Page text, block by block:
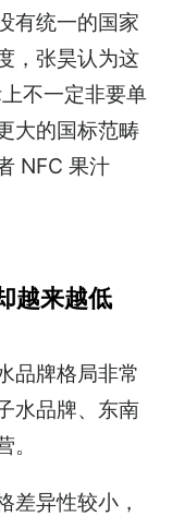
有统一的国家
，张昊认为这
不一定非要单
大的国标范畴
NFC 果汁
越来越低
品牌格局非常
水品牌、东南
差异性较小，